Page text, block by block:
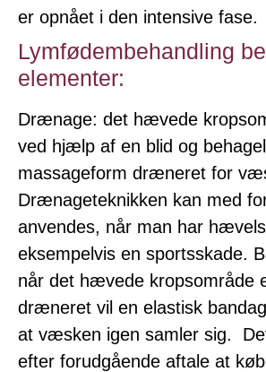
er opnået i den intensive fase.
Lymfødembehandling
elementer:
Drænage: det hævede
ved hjælp af en blid og
massageform dræneret for
Drænageteknikken kan med
anvendes, når man har
eksempelvis en sportsskade.
når det hævede kropsområde
dræneret vil en elastisk
at væsken igen samler sig.
efter forudgående aftale at